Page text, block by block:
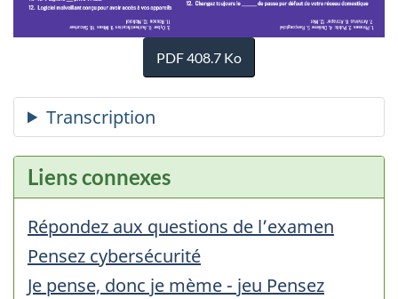
PDF 408.7 Ko
Liens connexes
Répondez aux questions de l’examen
Pensez cybersécurité
Je pense, donc je mème - jeu Pensez